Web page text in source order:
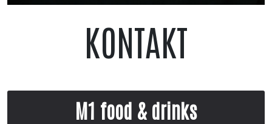
KONTAKT
M1 food & drinks